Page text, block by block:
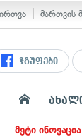
მართვის
ჯგუფები
მეტი ინოვაცია